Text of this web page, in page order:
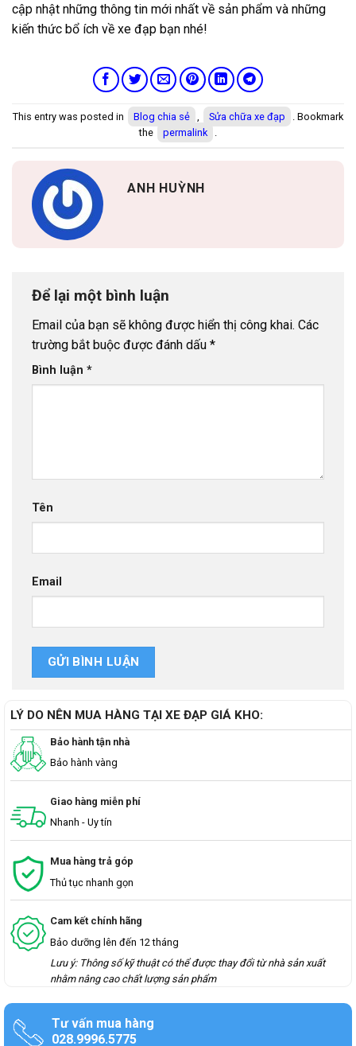
cập nhật những thông tin mới nhất về sản phẩm và những
kiến thức bổ ích về xe đạp bạn nhé!
This entry was posted in Blog chia sẻ , Sửa chữa xe đạp
. Bookmark
the
permalink .
ANH HUỲNH
Để lại một bình luận
Email của bạn sẽ không được hiển thị công khai. Các
trường bắt buộc được đánh dấu *
Bình luận *
Tên
Email
LÝ DO NÊN MUA HÀNG TẠI XE ĐẠP GIÁ KHO:
Bảo hành tận nhà
Bảo hành vàng
Giao hàng miễn phí
Nhanh - Uy tín
Mua hàng trả góp
Thủ tục nhanh gọn
Cam kết chính hãng
Bảo dưỡng lên đến 12 tháng
Lưu ý: Thông số kỹ thuật có thể được thay đổi từ nhà sản xuất
nhằm nâng cao chất lượng sản phẩm
Tư vấn mua hàng
028.9996.5775